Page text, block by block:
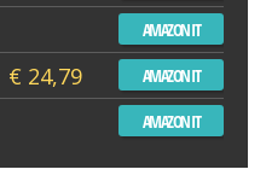
AMAZON IT
€ 24,79 AMAZON IT
AMAZON IT